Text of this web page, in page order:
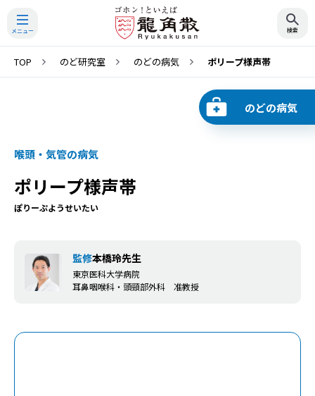
検索
TOP のど研究室 のどの病気 ポリープ様声帯
喉頭・気管の病気
ポリープ様声帯
ぽりーぷようせいたい
のどの病気
監修本橋玲先生
東京医科大学病院
耳鼻咽喉科・頭頸部外科 准教授